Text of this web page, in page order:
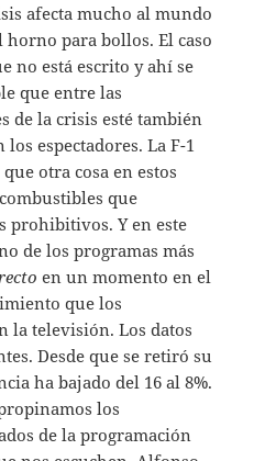
afecta mucho al mundo
para bollos. El caso
no está escrito y ahí se
que entre las
de la crisis esté también
espectadores. La F-1
otra cosa en estos
que
prohibitivos. Y en este
de los programas más
en un momento en el
que los
la televisión. Los datos
Desde que se retiró su
ha bajado del 16 al 8%.
los
de la programación